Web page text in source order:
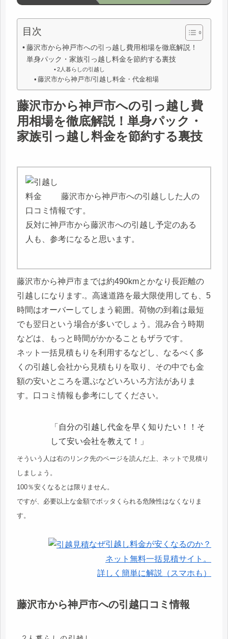
目次
藤沢市から神戸市への引っ越し費用相場を徹底解説！
単身パック・家族引っ越し料金を節約する裏技
2人暮らしの引越し
藤沢市から神戸市/引越し料金・代金相場
藤沢市から神戸市への引っ越し費
用相場を徹底解説！単身パック・
家族引っ越し料金を節約する裏技
藤沢市から神戸市への引越しした人の
口コミ情報です。
反対に神戸市から藤沢市への引越し予定のある
人も、参考になると思います。
藤沢市から神戸市までは約490kmとかなり長距離の
引越しになります.。高速道路を最大限使用しても、5
時間はオーバーしてしまう範囲。荷物の到着は最短
でも翌日という場合が多いでしょう。混み合う時期
などは、もっと時間がかかることもザラです。
ネット一括見積もりを利用するなどし、なるべく多
くの引越し会社から見積もりを取り、その中でも金
額の安いところを選ぶなどいろいろ方法がありま
す。口コミ情報も参考にしてください。
「自分の引越し代金を早く知りたい！！そ
して安い会社を教えて！」
そういう人は右のリンク先のページを読んだ上、ネットで見積り
しましょう。
100％安くなるとは限りません。
ですが、必要以上な金額でボッタくられる危険性はなくなりま
す。
なぜ引越し料金が安くなるのか？
ネット無料一括見積サイト。
詳しく簡単に解説（スマホも）
藤沢市から神戸市への引越口コミ情報